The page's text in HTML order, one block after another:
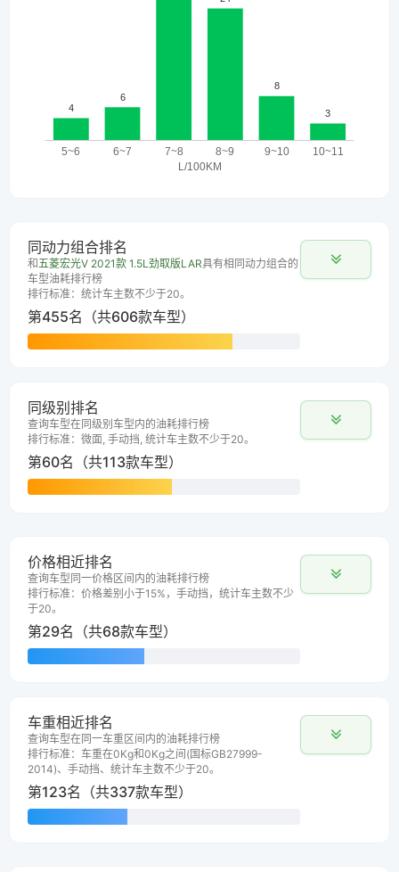
同动力组合排名
和五菱宏光V 2021款 1.5L劲取版LAR具有相同动力组合的
车型油耗排行榜
排行标准：统计车主数不少于20。
第455名（共606款车型）
同级别排名
查询车型在同级别车型内的油耗排行榜
排行标准：微面, 手动挡, 统计车主数不少于20。
第60名（共113款车型）
价格相近排名
查询车型同一价格区间内的油耗排行榜
排行标准：价格差别小于15%，手动挡，统计车主数不少
于20。
第29名（共68款车型）
车重相近排名
查询车型在同一车重区间内的油耗排行榜
排行标准：车重在0Kg和0Kg之间(国标GB27999-
2014)、手动挡、统计车主数不少于20。
第123名（共337款车型）